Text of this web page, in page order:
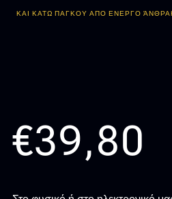
ΚΑΙ ΚΑΤΩ ΠΑΓΚΟΥ ΑΠΟ ΕΝΕΡΓΟ ΆΝΘΡΑΚΑ
€39,80